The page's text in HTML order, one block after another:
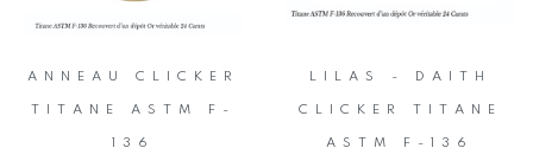
ANNEAU CLICKER
TITANE ASTM F-
136
LILAS - DAITH
CLICKER TITANE
ASTM F-136